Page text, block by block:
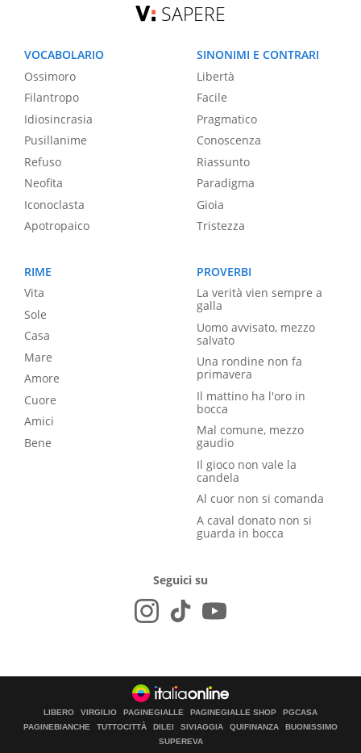
SAPERE
VOCABOLARIO
Ossimoro
Filantropo
Idiosincrasia
Pusillanime
Refuso
Neofita
Iconoclasta
Apotropaico
SINONIMI E CONTRARI
Libertà
Facile
Pragmatico
Conoscenza
Riassunto
Paradigma
Gioia
Tristezza
RIME
Vita
Sole
Casa
Mare
Amore
Cuore
Amici
Bene
PROVERBI
La verità vien sempre a
galla
Uomo avvisato, mezzo
salvato
Una rondine non fa
primavera
Il mattino ha l'oro in
bocca
Mal comune, mezzo
gaudio
Il gioco non vale la
candela
Al cuor non si comanda
A caval donato non si
guarda in bocca
Seguici su
LIBERO VIRGILIO PAGINEGIALLE PAGINEGIALLE SHOP
PGCASA
PAGINEBIANCHE
TUTTOCITTÀ DILEI SIVIAGGIA QUIFINANZA
BUONISSIMO
SUPEREVA